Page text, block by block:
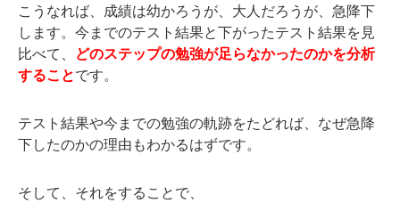
こうなれば、成績は幼かろうが、大人だろうが、急降下
します。今までのテスト結果と下がったテスト結果を見
比べて、
どのステップの勉強が足らなかったのかを分析
することです。
テスト結果や今までの勉強の軌跡をたどれば、なぜ急降
下したのかの理由もわかるはずです。
そして、それをすることで、